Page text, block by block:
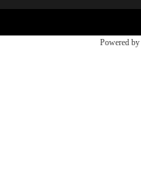
Powered by